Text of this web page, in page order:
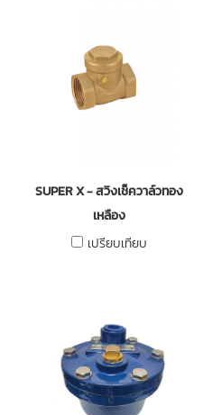
SUPER X - สวิงเช็ควาล์วทอง
เหลือง
เปรียบเทียบ